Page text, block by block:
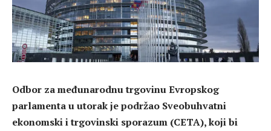
Odbor za međunarodnu trgovinu Evropskog
parlamenta u utorak je podržao Sveobuhvatni
ekonomski i trgovinski sporazum (CETA), koji bi